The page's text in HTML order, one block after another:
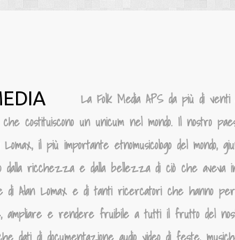
La Folk Media APS da più di
che costituiscono un unicum nel mondo. Il nostro
il più importante etnomusicologo del
dalla ricchezza e dalla bellezza di ciò che aveva
di Alan Lomax e di tanti ricercatori che hanno
ampliare e rendere fruibile a tutti il frutto del